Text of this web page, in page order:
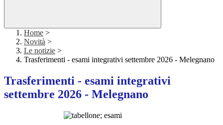
Home >
Novità >
Le notizie >
Trasferimenti - esami integrativi settembre 2026 - Melegnano
Trasferimenti - esami integrativi
settembre 2026 - Melegnano